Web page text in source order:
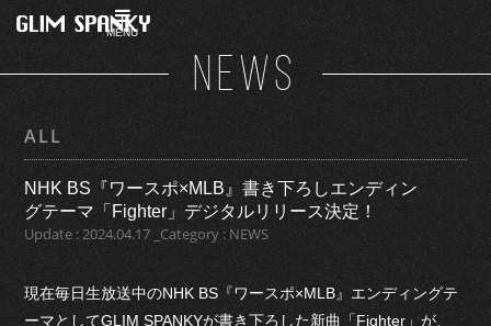
MENU
NEWS
ALL
NHK BS『ワースポ×MLB』書き下ろしエンディン
グテーマ「Fighter」デジタルリリース決定！
Update : 2024.04.17 _Category : NEWS
現在毎日生放送中のNHK BS『ワースポ×MLB』エンディングテ
ーマとしてGLIM SPANKYが書き下ろした新曲「Fighter」が、